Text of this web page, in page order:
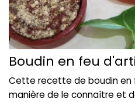
Boudin en feu
Cette recette de boudin en
manière de le connaître et